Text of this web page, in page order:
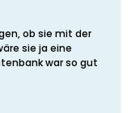
ob sie mit der
sie ja eine
war so gut